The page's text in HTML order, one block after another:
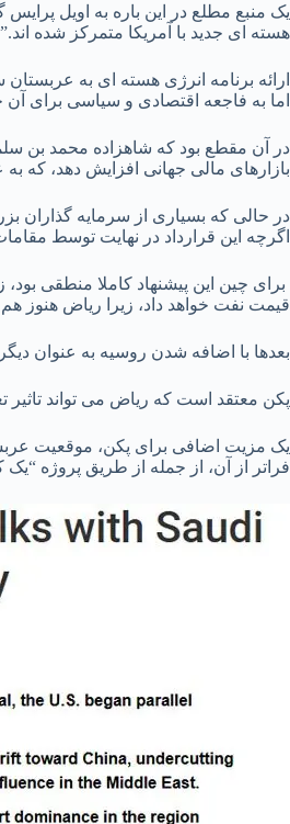
یک منبع مطلع در این باره به اویل پرایس
هسته ای جدید با آمریکا متمرکز شده اند.”
اما به فاجعه اقتصادی و سیاسی برای
بازارهای مالی جهانی افزایش دهد، که
اگرچه این قرارداد در نهایت توسط
برای چین این پیشنهاد کاملا منطقی
قیمت نفت خواهد داد، زیرا ریاض هنوز
بعدها با اضافه شدن روسیه به عنوان
پکن معتقد است که ریاض می تواند
یک مزیت اضافی برای پکن، موقعیت
فراتر از آن، از جمله از طریق پروژه “یک